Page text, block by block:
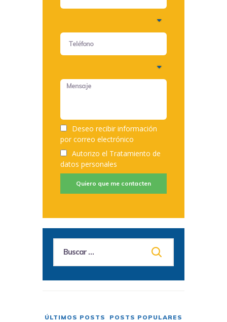
Deseo recibir información
por correo electrónico
Autorizo el Tratamiento de
datos personales
Quiero que me contacten
ÚLTIMOS POSTS POSTS POPULARES